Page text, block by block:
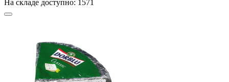
На складе доступно: 1571